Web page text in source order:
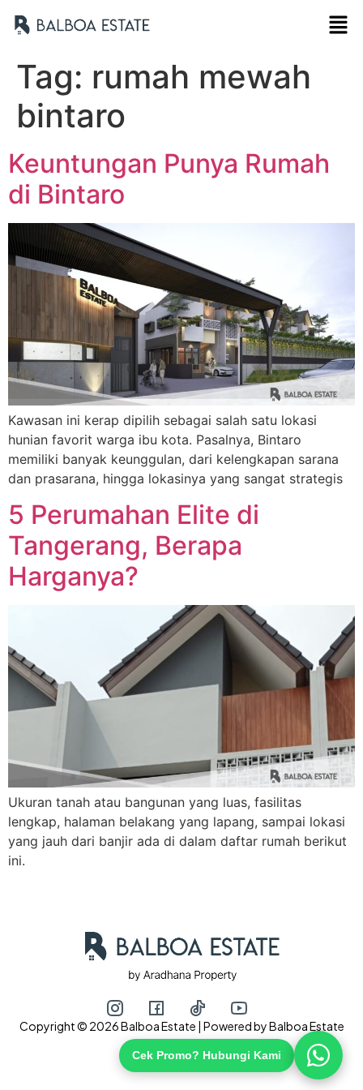
Tag: rumah mewah
bintaro
Keuntungan Punya Rumah
di Bintaro
Kawasan ini kerap dipilih sebagai salah satu lokasi
hunian favorit warga ibu kota. Pasalnya, Bintaro
memiliki banyak keunggulan, dari kelengkapan sarana
dan prasarana, hingga lokasinya yang sangat strategis
5 Perumahan Elite di
Tangerang, Berapa
Harganya?
Ukuran tanah atau bangunan yang luas, fasilitas
lengkap, halaman belakang yang lapang, sampai lokasi
yang jauh dari banjir ada di dalam daftar rumah berikut
ini.
Copyright © 2026 Balboa Estate | Powered by Balboa Estate
Cek Promo? Hubungi Kami
Nama Lengkap
Hubungi via WhatsApp